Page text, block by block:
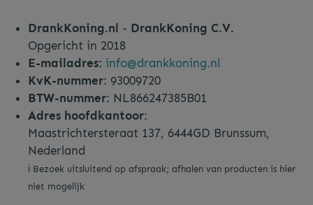
DrankKoning.nl - DrankKoning C.V.
Opgericht in 2018
E-mailadres: info@drankkoning.nl
KvK-nummer: 93009720
BTW-nummer: NL866247385B01
Adres hoofdkantoor:
Maastrichtersteraat 137, 6444GD Brunssum,
Nederland
ℹ️ Bezoek uitsluitend op afspraak; afhalen van producten is hier
niet mogelijk